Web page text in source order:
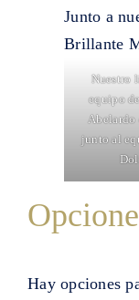
Nuestro
equipo
Abelardo
junto al
Hay opciones